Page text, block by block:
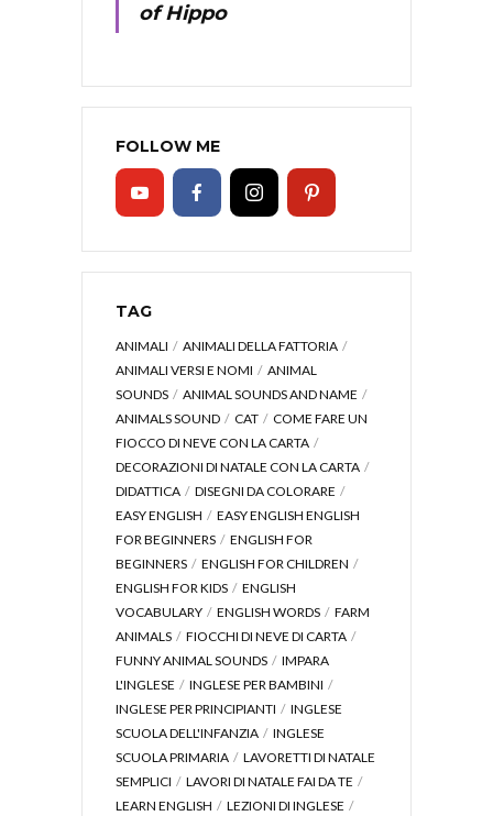
of Hippo
FOLLOW ME
TAG
ANIMALI
ANIMALI DELLA FATTORIA
ANIMALI VERSI E NOMI
ANIMAL
SOUNDS
ANIMAL SOUNDS AND NAME
ANIMALS SOUND
CAT
COME FARE UN
FIOCCO DI NEVE CON LA CARTA
DECORAZIONI DI NATALE CON LA CARTA
DIDATTICA
DISEGNI DA COLORARE
EASY ENGLISH
EASY ENGLISH ENGLISH
FOR BEGINNERS
ENGLISH FOR
BEGINNERS
ENGLISH FOR CHILDREN
ENGLISH FOR KIDS
ENGLISH
VOCABULARY
ENGLISH WORDS
FARM
ANIMALS
FIOCCHI DI NEVE DI CARTA
FUNNY ANIMAL SOUNDS
IMPARA
L'INGLESE
INGLESE PER BAMBINI
INGLESE PER PRINCIPIANTI
INGLESE
SCUOLA DELL'INFANZIA
INGLESE
SCUOLA PRIMARIA
LAVORETTI DI NATALE
SEMPLICI
LAVORI DI NATALE FAI DA TE
LEARN ENGLISH
LEZIONI DI INGLESE